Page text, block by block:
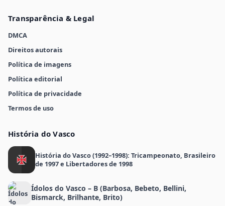
Transparência & Legal
DMCA
Direitos autorais
Política de imagens
Política editorial
Política de privacidade
Termos de uso
História do Vasco
História do Vasco (1992–1998): Tricampeonato, Brasileiro
de 1997 e Libertadores de 1998
Ídolos do Vasco – B (Barbosa, Bebeto, Bellini,
Bismarck, Brilhante, Brito)